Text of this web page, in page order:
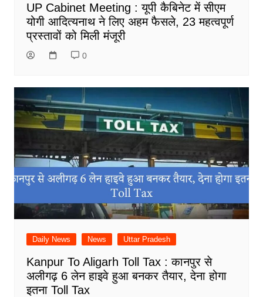
UP Cabinet Meeting : यूपी कैबिनेट में सीएम
योगी आदित्यनाथ ने लिए अहम फैसले, 23 महत्वपूर्ण
प्रस्तावों को मिली मंजूरी
0
Daily News News Uttar Pradesh
Kanpur To Aligarh Toll Tax : कानपुर से
अलीगढ़ 6 लेन हाइवे हुआ बनकर तैयार, देना होगा
इतना Toll Tax